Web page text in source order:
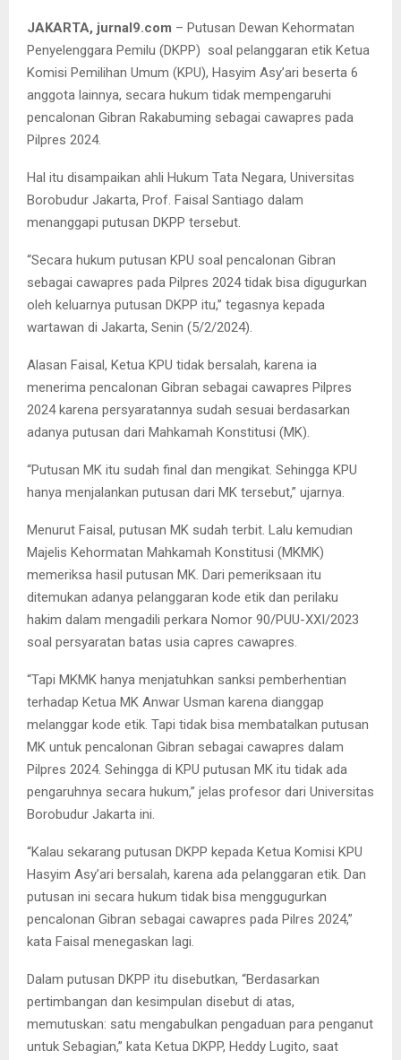
JAKARTA, jurnal9.com – Putusan Dewan Kehormatan
Penyelenggara Pemilu (DKPP) soal pelanggaran etik Ketua
Komisi Pemilihan Umum (KPU), Hasyim Asy’ari beserta 6
anggota lainnya, secara hukum tidak mempengaruhi
pencalonan Gibran Rakabuming sebagai cawapres pada
Pilpres 2024.
Hal itu disampaikan ahli Hukum Tata Negara, Universitas
Borobudur Jakarta, Prof. Faisal Santiago dalam
menanggapi putusan DKPP tersebut.
“Secara hukum putusan KPU soal pencalonan Gibran
sebagai cawapres pada Pilpres 2024 tidak bisa digugurkan
oleh keluarnya putusan DKPP itu,” tegasnya kepada
wartawan di Jakarta, Senin (5/2/2024).
Alasan Faisal, Ketua KPU tidak bersalah, karena ia
menerima pencalonan Gibran sebagai cawapres Pilpres
2024 karena persyaratannya sudah sesuai berdasarkan
adanya putusan dari Mahkamah Konstitusi (MK).
“Putusan MK itu sudah final dan mengikat. Sehingga KPU
hanya menjalankan putusan dari MK tersebut,” ujarnya.
Menurut Faisal, putusan MK sudah terbit. Lalu kemudian
Majelis Kehormatan Mahkamah Konstitusi (MKMK)
memeriksa hasil putusan MK. Dari pemeriksaan itu
ditemukan adanya pelanggaran kode etik dan perilaku
hakim dalam mengadili perkara Nomor 90/PUU-XXI/2023
soal persyaratan batas usia capres cawapres.
“Tapi MKMK hanya menjatuhkan sanksi pemberhentian
terhadap Ketua MK Anwar Usman karena dianggap
melanggar kode etik. Tapi tidak bisa membatalkan putusan
MK untuk pencalonan Gibran sebagai cawapres dalam
Pilpres 2024. Sehingga di KPU putusan MK itu tidak ada
pengaruhnya secara hukum,” jelas profesor dari Universitas
Borobudur Jakarta ini.
“Kalau sekarang putusan DKPP kepada Ketua Komisi KPU
Hasyim Asy’ari bersalah, karena ada pelanggaran etik. Dan
putusan ini secara hukum tidak bisa menggugurkan
pencalonan Gibran sebagai cawapres pada Pilres 2024,”
kata Faisal menegaskan lagi.
Dalam putusan DKPP itu disebutkan, “Berdasarkan
pertimbangan dan kesimpulan disebut di atas,
memutuskan: satu mengabulkan pengaduan para penganut
untuk Sebagian,” kata Ketua DKPP, Heddy Lugito, saat